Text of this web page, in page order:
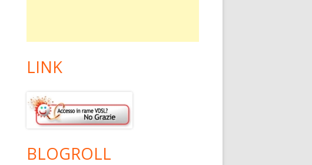
LINK
BLOGROLL